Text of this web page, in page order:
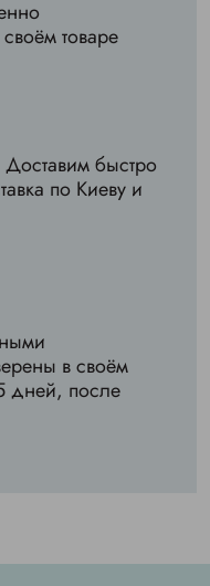
товаре
быстро
по Киеву и
в своём
дней, после